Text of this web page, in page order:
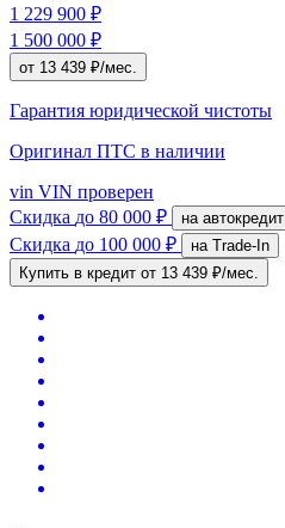
1 229 900 ₽
1 500 000 ₽
от 13 439 ₽/мес.
Гарантия юридической чистоты
Оригинал ПТС в наличии
vin VIN проверен
Скидка до 80 000 ₽ на автокредит
Скидка до 100 000 ₽
на Trade-In
Купить в кредит от 13 439 ₽/мес.